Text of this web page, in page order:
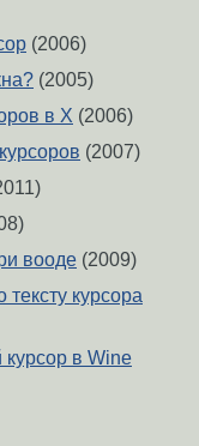
(2006)
(2005)
в Х (2006)
(2007)
вооде (2009)
курсора
в Wine